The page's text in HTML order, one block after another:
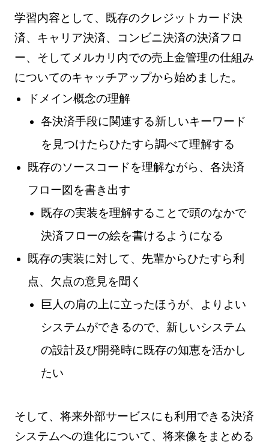
学習内容として、既存のクレジットカード決
済、キャリア決済、コンビニ決済の決済フロ
ー、そしてメルカリ内での売上金管理の仕組み
についてのキャッチアップから始めました。
ドメイン概念の理解
各決済手段に関連する新しいキーワード
を見つけたらひたすら調べて理解する
既存のソースコードを理解ながら、各決済
フロー図を書き出す
既存の実装を理解することで頭のなかで
決済フローの絵を書けるようになる
既存の実装に対して、先輩からひたすら利
点、欠点の意見を聞く
巨人の肩の上に立ったほうが、よりよい
システムができるので、新しいシステム
の設計及び開発時に既存の知恵を活かし
たい
そして、将来外部サービスにも利用できる決済
システムへの進化について、将来像をまとめる